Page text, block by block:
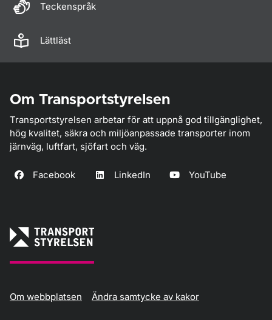
Teckenspråk
Lättläst
Om Transportstyrelsen
Transportstyrelsen arbetar för att uppnå god tillgänglighet,
hög kvalitet, säkra och miljöanpassade transporter inom
järnväg, luftfart, sjöfart och väg.
Facebook LinkedIn YouTube
Om webbplatsen Ändra samtycke av kakor